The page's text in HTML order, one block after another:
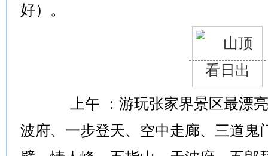
好）。
上午 ：游玩张家界景区最漂亮
波府、一步登天、空中走廊、三道鬼